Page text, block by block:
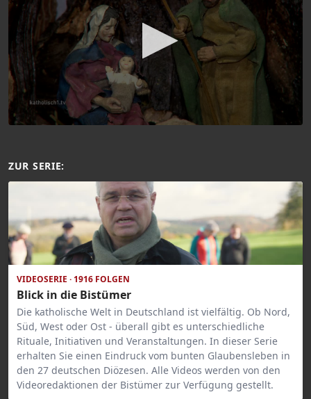
ZUR SERIE:
VIDEOSERIE · 1916 FOLGEN
Blick in die Bistümer
Die katholische Welt in Deutschland ist vielfältig. Ob Nord,
Süd, West oder Ost - überall gibt es unterschiedliche
Rituale, Initiativen und Veranstaltungen. In dieser Serie
erhalten Sie einen Eindruck vom bunten Glaubensleben in
den 27 deutschen Diözesen. Alle Videos werden von den
Videoredaktionen der Bistümer zur Verfügung gestellt.